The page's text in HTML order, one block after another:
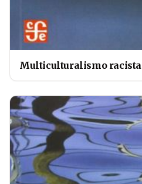
Multiculturalismo racista